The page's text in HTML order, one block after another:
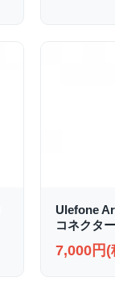
Ulefone
コネクタ
7,000円(